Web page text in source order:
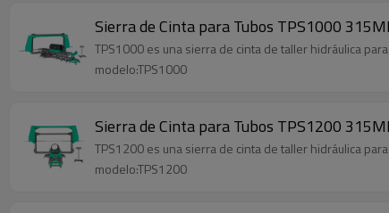
Sierra de Cinta para Tubos TPS1000
TPS1000 es una sierra de cinta de taller hidráulica
modelo:TPS1000
Sierra de Cinta para Tubos TPS1200
TPS1200 es una sierra de cinta de taller hidráulica
modelo:TPS1200